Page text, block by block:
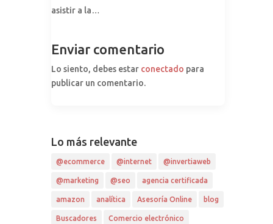
asistir a la…
Enviar comentario
Lo siento, debes estar conectado para
publicar un comentario.
Lo más relevante
@ecommerce @internet @invertiaweb
@marketing @seo agencia certificada
amazon analítica Asesoría Online blog
Buscadores Comercio electrónico